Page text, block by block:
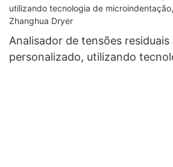
Analisador de tensões
personalizado, utilizando